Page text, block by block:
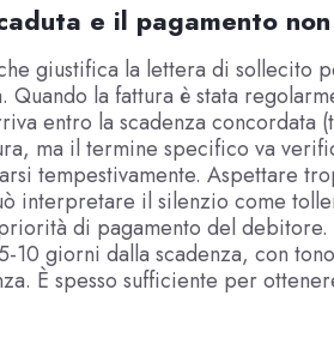
e il pagamento
giustifica la lettera di sollecito
Quando la fattura è stata
entro la scadenza concordata
ma il termine specifico va
tempestivamente. Aspettare
interpretare il silenzio come
di pagamento del
10 giorni dalla scadenza, con
È spesso sufficiente per